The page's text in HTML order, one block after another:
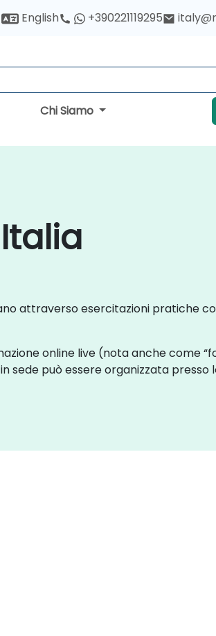
English +390221119295
Chi Siamo
attraverso esercitazioni pratiche
online live (nota anche come
sede può essere organizzata presso